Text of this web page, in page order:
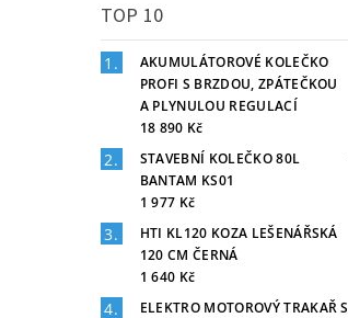
TOP 10
AKUMULÁTOROVÉ KOLEČKO
PROFI S BRZDOU, ZPÁTEČKOU
A PLYNULOU REGULACÍ
18 890 Kč
STAVEBNÍ KOLEČKO 80L
BANTAM KS01
1 977 Kč
HTI KL120 KOZA LEŠENÁŘSKÁ
120 CM ČERNÁ
1 640 Kč
ELEKTRO MOTOROVÝ TRAKAŘ S